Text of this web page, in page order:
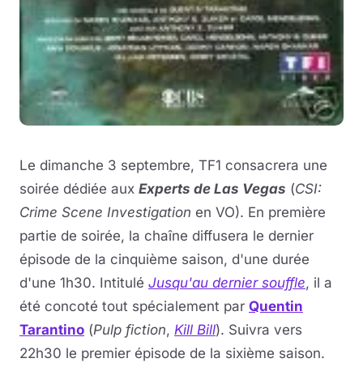
Le dimanche 3 septembre, TF1 consacrera une
soirée dédiée aux Experts de Las Vegas (CSI:
Crime Scene Investigation en VO). En première
partie de soirée, la chaîne diffusera le dernier
épisode de la cinquième saison, d'une durée
d'une 1h30. Intitulé Jusqu'au dernier souffle, il a
été concoté tout spécialement par Quentin
Tarantino (Pulp fiction, Kill Bill). Suivra vers
22h30 le premier épisode de la sixième saison.